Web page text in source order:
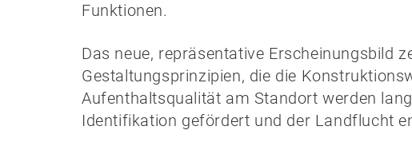
Funktionen.
Das neue, repräsentative Erscheinungsbild
Gestaltungsprinzipien, die die
Aufenthaltsqualität am Standort werden
Identifikation gefördert und der Landflucht